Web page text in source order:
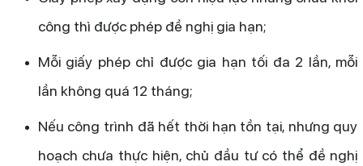
công thì được phép đề nghị gia hạn;
Mỗi giấy phép chỉ được gia hạn tối đa 2 lần, mỗi
lần không quá 12 tháng;
Nếu công trình đã hết thời hạn tồn tại, nhưng quy
hoạch chưa thực hiện, chủ đầu tư có thể đề nghị